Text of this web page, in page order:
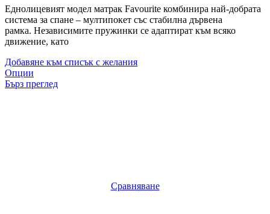
Еднолицевият модел матрак Favourite комбинира най-добрата
система за спане – мултипокет със стабилна дървена
рамка. Независимите пружинки се адаптират към всяко
движение, като
Добавяне към списък с желания
Опции
Бърз преглед
Сравняване